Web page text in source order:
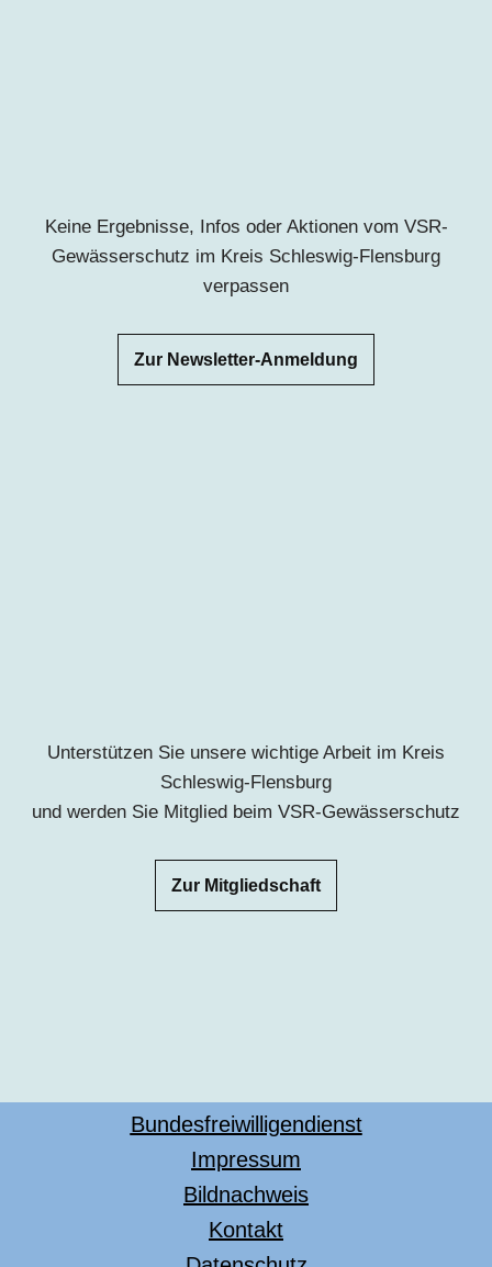
Keine Ergebnisse, Infos oder Aktionen vom VSR-
Gewässerschutz im Kreis Schleswig-Flensburg
verpassen
Zur Newsletter-Anmeldung
Unterstützen Sie unsere wichtige Arbeit im Kreis
Schleswig-Flensburg
und werden Sie Mitglied beim VSR-Gewässerschutz
Zur Mitgliedschaft
Bundesfreiwilligendienst
Impressum
Bildnachweis
Kontakt